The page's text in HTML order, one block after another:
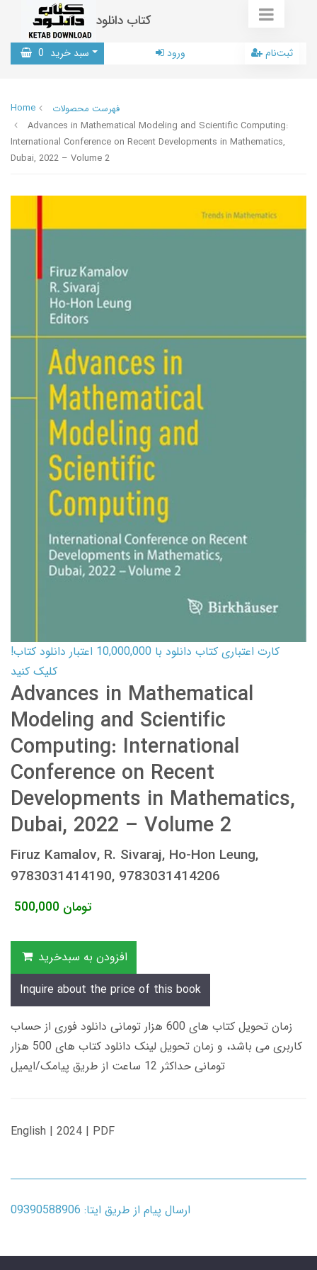
کتاب دانلود
سبد خرید 0 ورود ثبت‌نام
Home
فهرست محصولات
Advances in Mathematical Modeling and Scientific Computing:
International Conference on Recent Developments in Mathematics,
Dubai, 2022 – Volume 2
کارت اعتباری کتاب دانلود با 10,000,000 اعتبار دانلود کتاب!
کلیک کنید
Advances in Mathematical
Modeling and Scientific
Computing: International
Conference on Recent
Developments in Mathematics,
Dubai, 2022 – Volume 2
Firuz Kamalov, R. Sivaraj, Ho-Hon Leung,
9783031414190, 9783031414206
500,000 تومان
افزودن به سبدخرید
Inquire about the price of this book
زمان تحویل کتاب های 600 هزار تومانی دانلود فوری از حساب
کاربری می باشد، و زمان تحویل لینک دانلود کتاب های 500 هزار
تومانی حداکثر 12 ساعت از طریق پیامک/ایمیل
English | 2024 | PDF
ارسال پیام از طریق ایتا: 09390588906